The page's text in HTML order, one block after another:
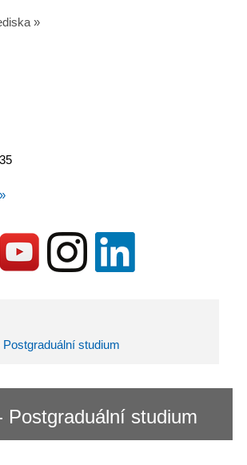
»
studium
Postgraduální studium